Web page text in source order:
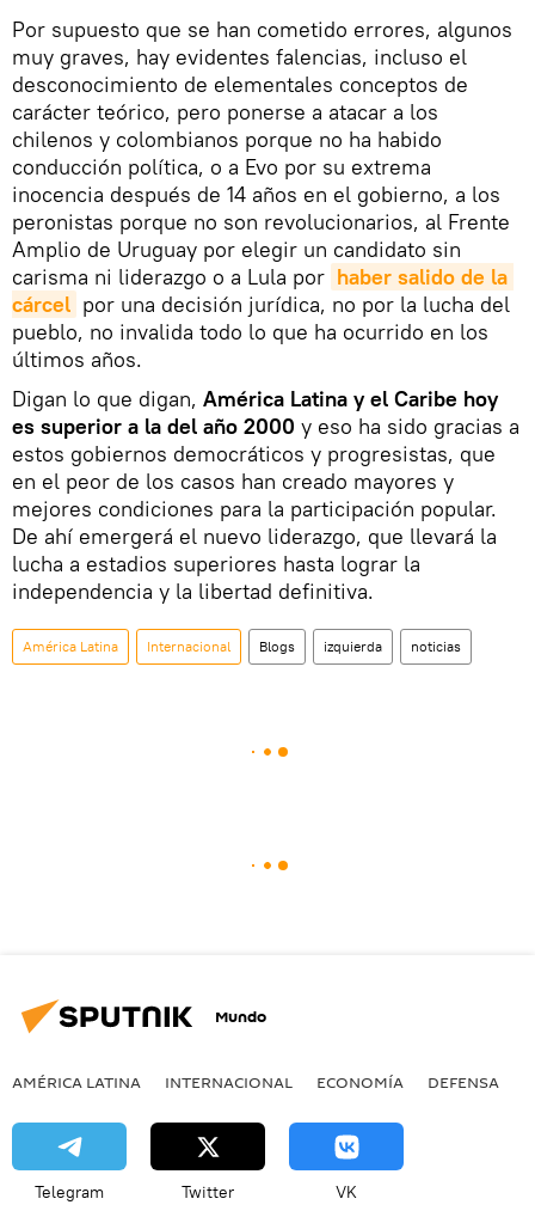
Por supuesto que se han cometido errores, algunos
muy graves, hay evidentes falencias, incluso el
desconocimiento de elementales conceptos de
carácter teórico, pero ponerse a atacar a los
chilenos y colombianos porque no ha habido
conducción política, o a Evo por su extrema
inocencia después de 14 años en el gobierno, a los
peronistas porque no son revolucionarios, al Frente
Amplio de Uruguay por elegir un candidato sin
carisma ni liderazgo o a Lula por haber salido de la
cárcel por una decisión jurídica, no por la lucha del
pueblo, no invalida todo lo que ha ocurrido en los
últimos años.
Digan lo que digan, América Latina y el Caribe hoy
es superior a la del año 2000 y eso ha sido gracias a
estos gobiernos democráticos y progresistas, que
en el peor de los casos han creado mayores y
mejores condiciones para la participación popular.
De ahí emergerá el nuevo liderazgo, que llevará la
lucha a estadios superiores hasta lograr la
independencia y la libertad definitiva.
América Latina Internacional Blogs izquierda noticias
Mundo
AMÉRICA LATINA INTERNACIONAL ECONOMÍA DEFENSA
Telegram Twitter VK